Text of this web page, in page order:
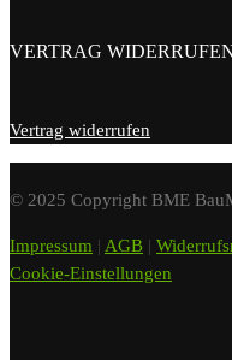
VERTRAG
Vertrag widerrufen
© 2025 Copyright BME
Impressum | AGB |
Cookie-Einstellungen